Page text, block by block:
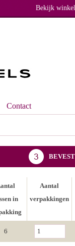
Bekijk
Contact
in
Aantal
verpakkingen
6